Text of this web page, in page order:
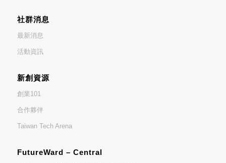
社群消息
最新消息
活動資訊
新創資源
創業101
合作夥伴
Taiwan Tech Arena
FutureWard – Central